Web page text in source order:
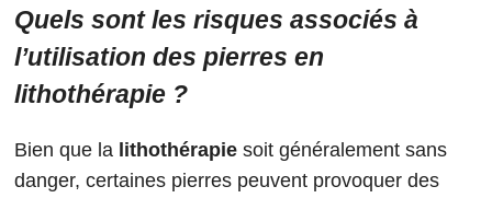
Quels sont les risques associés à
l’utilisation des pierres en
lithothérapie ?
Bien que la lithothérapie soit généralement sans
danger, certaines pierres peuvent provoquer des